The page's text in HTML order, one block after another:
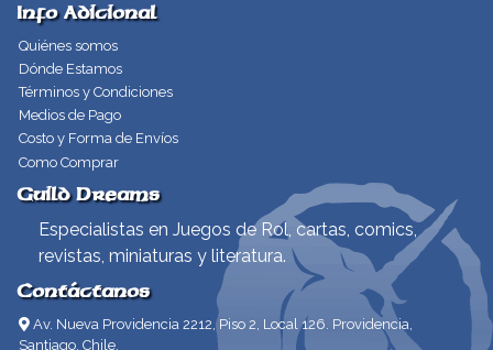
Info Adicional
Quiénes somos
Dónde Estamos
Términos y Condiciones
Medios de Pago
Costo y Forma de Envíos
Como Comprar
Guild Dreams
Especialistas en Juegos de Rol, cartas, comics,
revistas, miniaturas y literatura.
Contáctanos
Av. Nueva Providencia 2212, Piso 2, Local 126. Providencia,
Santiago, Chile.